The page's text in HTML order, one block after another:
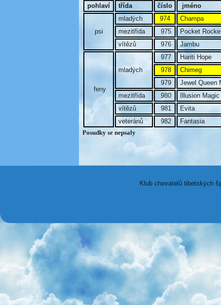
pohlaví
třída číslo jméno
psi
mladých 974
Champa
mezitřída
975
Pocket
vítězů
976 Jambu
feny
mladých
977
Hariti Hope
978
Chimeg
979
Jewel Queen
mezitřída
980
Illusion Magic
vítězů
981
Evita
veteránů
982
Fantasia
Posudky se nepsaly
Klub chovatelů tibetských